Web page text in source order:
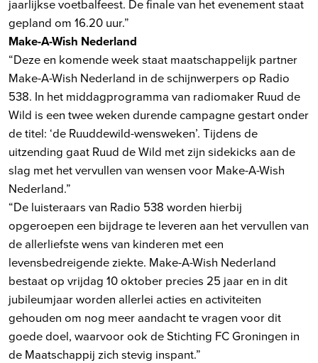
jaarlijkse voetbalfeest. De finale van het evenement staat
gepland om 16.20 uur.”
Make-A-Wish Nederland
“Deze en komende week staat maatschappelijk partner
Make-A-Wish Nederland in de schijnwerpers op Radio
538. In het middagprogramma van radiomaker Ruud de
Wild is een twee weken durende campagne gestart onder
de titel: ‘de Ruuddewild-wensweken’. Tijdens de
uitzending gaat Ruud de Wild met zijn sidekicks aan de
slag met het vervullen van wensen voor Make-A-Wish
Nederland.”
“De luisteraars van Radio 538 worden hierbij
opgeroepen een bijdrage te leveren aan het vervullen van
de allerliefste wens van kinderen met een
levensbedreigende ziekte. Make-A-Wish Nederland
bestaat op vrijdag 10 oktober precies 25 jaar en in dit
jubileumjaar worden allerlei acties en activiteiten
gehouden om nog meer aandacht te vragen voor dit
goede doel, waarvoor ook de Stichting FC Groningen in
de Maatschappij zich stevig inspant.”